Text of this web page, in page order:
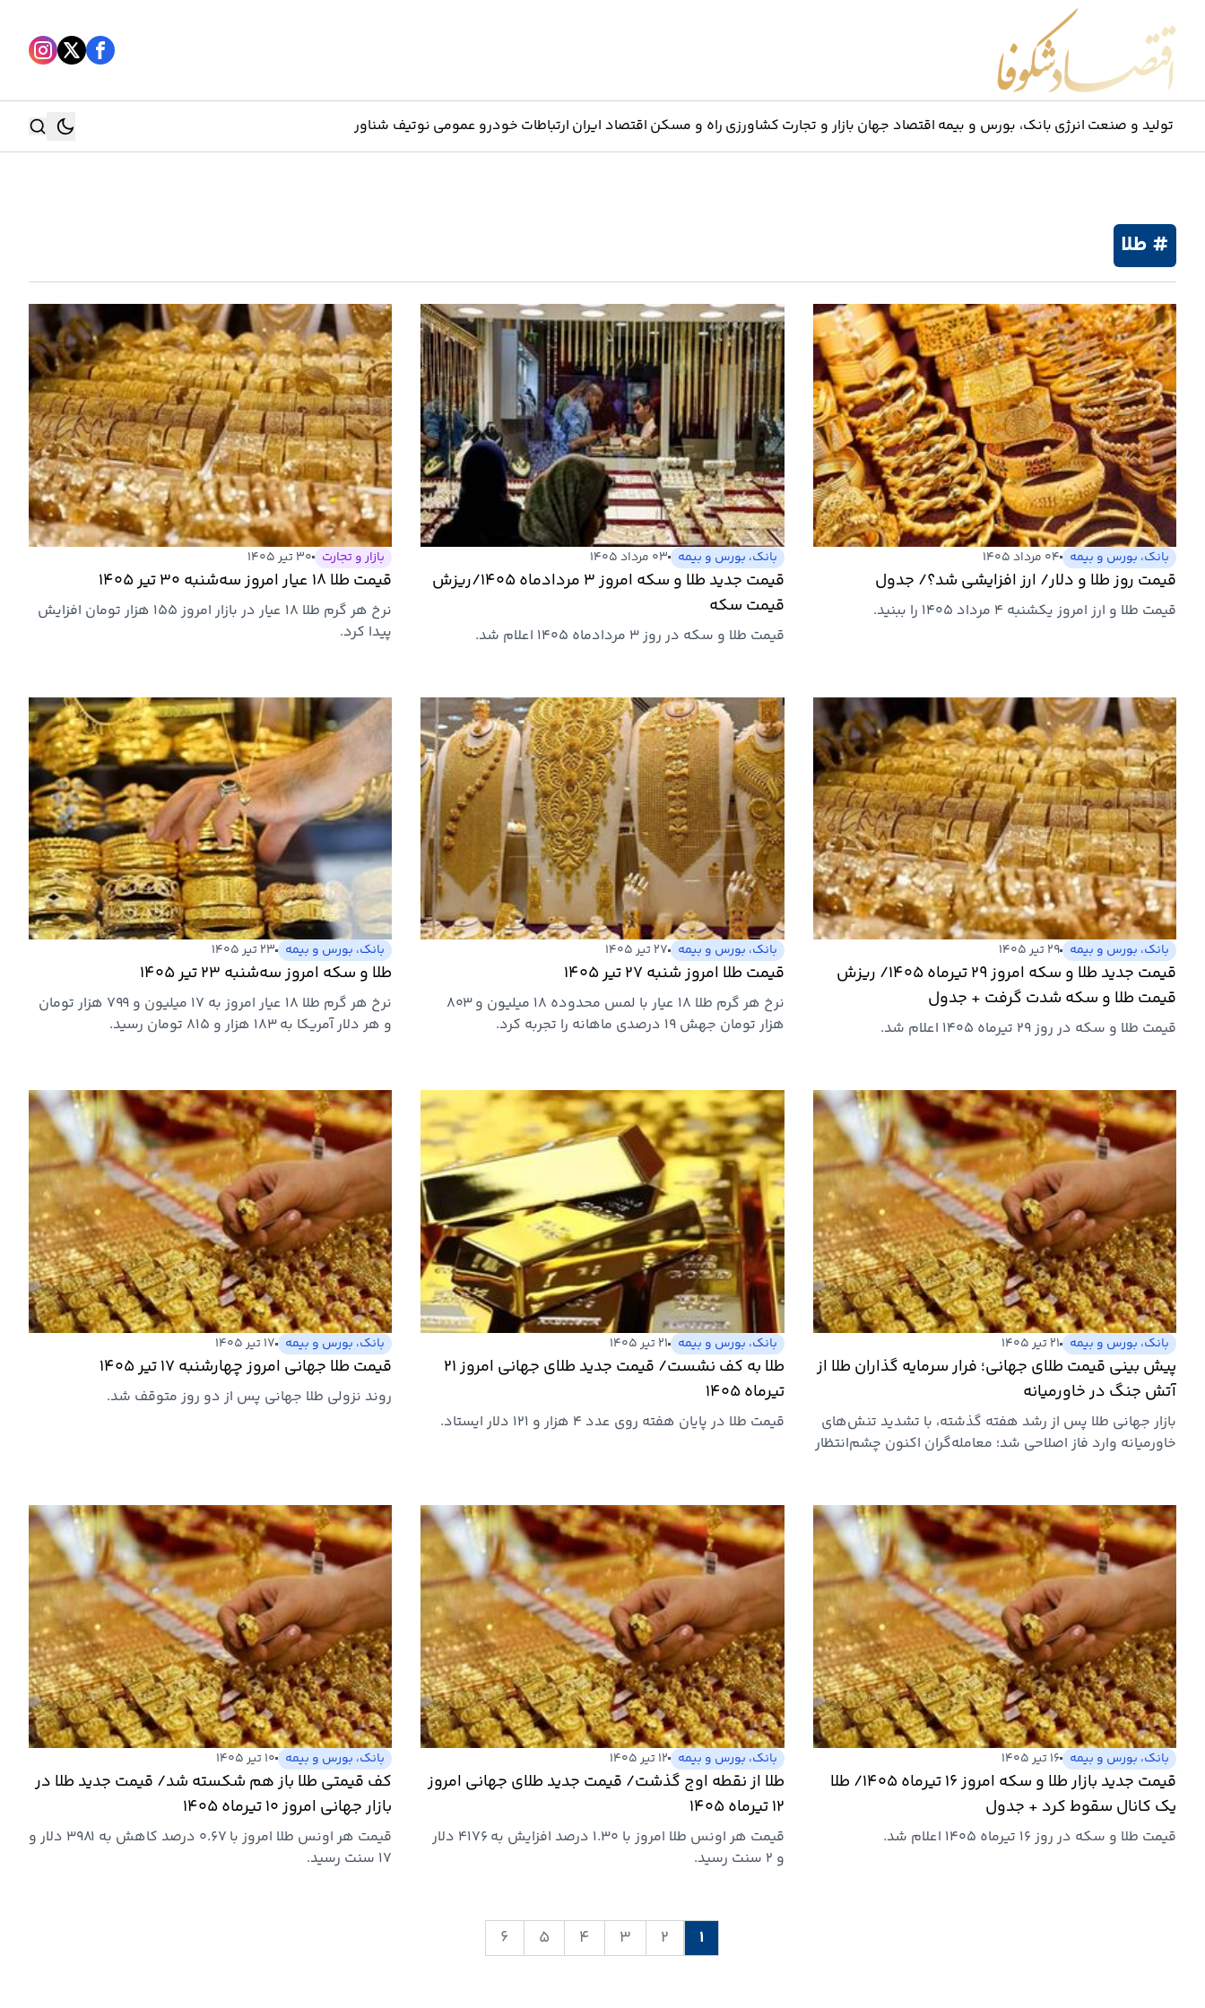
تولید و صنعت انرژی بانک، بورس و بیمه اقتصاد جهان بازار و تجارت کشاورزی راه و مسکن اقتصاد ایران ارتباطات خودرو عمومی نوتیف شناور
# طلا
بانک، بورس و بیمه ۰۴ مرداد ۱۴۰۵
قیمت روز طلا و دلار/ ارز افزایشی شد؟/ جدول
قیمت طلا و ارز امروز یکشنبه ۴ مرداد ۱۴۰۵ را ببنید.
بانک، بورس و بیمه ۰۳ مرداد ۱۴۰۵
قیمت جدید طلا و سکه امروز ۳ مردادماه ۱۴۰۵/ریزش
قیمت سکه
قیمت طلا و سکه در روز ۳ مردادماه ۱۴۰۵ اعلام شد.
بازار و تجارت ۳۰ تیر ۱۴۰۵
قیمت طلا ۱۸ عیار امروز سه‌شنبه ۳۰ تیر ۱۴۰۵
نرخ هر گرم طلا ۱۸ عیار در بازار امروز ۱۵۵ هزار تومان افزایش
پیدا کرد.
بانک، بورس و بیمه ۲۹ تیر ۱۴۰۵
قیمت جدید طلا و سکه امروز ۲۹ تیرماه ۱۴۰۵/ ریزش
قیمت طلا و سکه شدت گرفت + جدول
قیمت طلا و سکه در روز ۲۹ تیرماه ۱۴۰۵ اعلام شد.
بانک، بورس و بیمه ۲۷ تیر ۱۴۰۵
قیمت طلا امروز شنبه ۲۷ تیر ۱۴۰۵
نرخ هر گرم طلا ۱۸ عیار با لمس محدوده ۱۸ میلیون و ۸۰۳
هزار تومان جهش ۱۹ درصدی ماهانه را تجربه کرد.
بانک، بورس و بیمه ۲۳ تیر ۱۴۰۵
طلا و سکه امروز سه‌شنبه ۲۳ تیر ۱۴۰۵
نرخ هر گرم طلا ۱۸ عیار امروز به ۱۷ میلیون و ۷۹۹ هزار تومان
و هر دلار آمریکا به ۱۸۳ هزار و ۸۱۵ تومان رسید.
بانک، بورس و بیمه ۲۱ تیر ۱۴۰۵
پیش بینی قیمت طلای جهانی؛ فرار سرمایه گذاران طلا از
آتش جنگ در خاورمیانه
بازار جهانی طلا پس از رشد هفته گذشته، با تشدید تنش‌های
خاورمیانه وارد فاز اصلاحی شد؛ معامله‌گران اکنون چشم‌انتظار
بانک، بورس و بیمه ۲۱ تیر ۱۴۰۵
طلا به کف نشست/ قیمت جدید طلای جهانی امروز ۲۱
تیرماه ۱۴۰۵
قیمت طلا در پایان هفته روی عدد ۴ هزار و ۱۲۱ دلار ایستاد.
بانک، بورس و بیمه ۱۷ تیر ۱۴۰۵
قیمت طلا جهانی امروز چهارشنبه ۱۷ تیر ۱۴۰۵
روند نزولی طلا جهانی پس از دو روز متوقف شد.
بانک، بورس و بیمه ۱۶ تیر ۱۴۰۵
قیمت جدید بازار طلا و سکه امروز ۱۶ تیرماه ۱۴۰۵/ طلا
یک کانال سقوط کرد + جدول
قیمت طلا و سکه در روز ۱۶ تیرماه ۱۴۰۵ اعلام شد.
بانک، بورس و بیمه ۱۲ تیر ۱۴۰۵
طلا از نقطه اوج گذشت/ قیمت جدید طلای جهانی امروز
۱۲ تیرماه ۱۴۰۵
قیمت هر اونس طلا امروز با ۱.۳۰ درصد افزایش به ۴۱۷۶ دلار
و ۲ سنت رسید.
بانک، بورس و بیمه ۱۰ تیر ۱۴۰۵
کف قیمتی طلا باز هم شکسته شد/ قیمت جدید طلا در
بازار جهانی امروز ۱۰ تیرماه ۱۴۰۵
قیمت هر اونس طلا امروز با ۰.۶۷ درصد کاهش به ۳۹۸۱ دلار و
۱۷ سنت رسید.
۱ ۲ ۳ ۴ ۵ ۶